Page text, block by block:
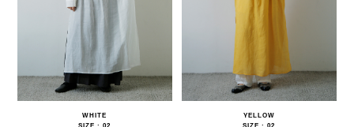
WHITE
YELLOW